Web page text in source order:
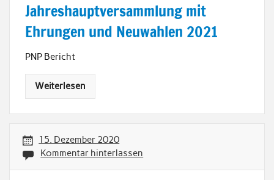
Jahreshauptversammlung mit
Ehrungen und Neuwahlen 2021
PNP Bericht
Weiterlesen
15. Dezember 2020
Kommentar hinterlassen